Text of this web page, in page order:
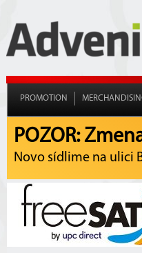
PROMOTION
POZOR:
Novo sídlime na ulici